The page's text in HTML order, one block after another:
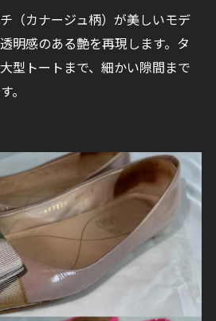
（カナージュ柄）が美しいモデ
明感のある艶を再現します。タ
型トートまで、細かい隙間まで
。